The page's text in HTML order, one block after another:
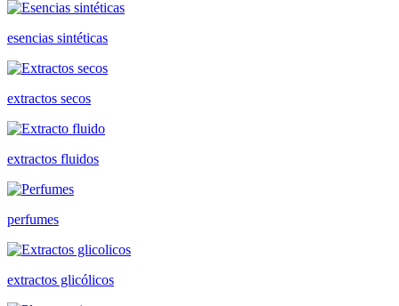
esencias sintéticas
extractos secos
extractos fluidos
perfumes
extractos glicólicos